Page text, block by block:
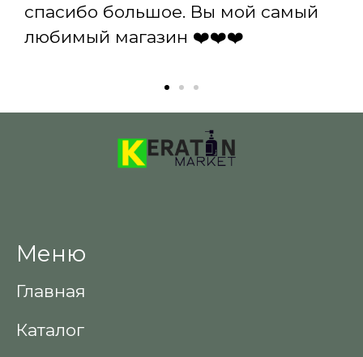
спасибо большое. Вы мой самый
любимый магазин ❤️❤️❤️
Меню
Главная
Каталог